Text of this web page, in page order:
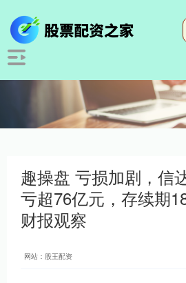
趣操盘 亏损加剧，信
亏超76亿元，存续期
财报观察
网站：股王配资